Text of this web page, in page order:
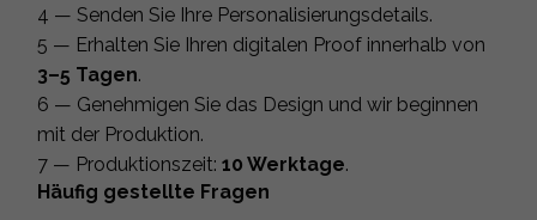
4 — Senden Sie Ihre Personalisierungsdetails.
5 — Erhalten Sie Ihren digitalen Proof innerhalb von
3–5 Tagen.
6 — Genehmigen Sie das Design und wir beginnen
mit der Produktion.
7 — Produktionszeit: 10 Werktage.
Häufig gestellte Fragen